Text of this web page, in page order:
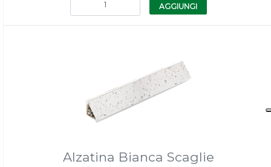
AGGIUNGI
Alzatina Bianca Scaglie